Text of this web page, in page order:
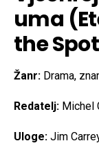
uma
the
Žanr: Drama,
Redatelj: Michel
Uloge: Jim